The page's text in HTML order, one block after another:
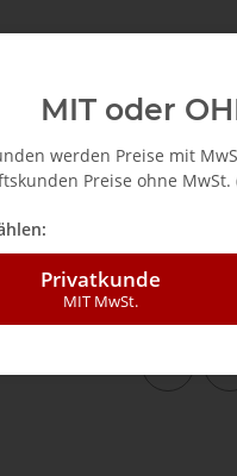
mit NDI®|HX2, TBS-2602
MIT oder
werden Preise mit
Preise ohne
Privatkunde
MIT MwSt.